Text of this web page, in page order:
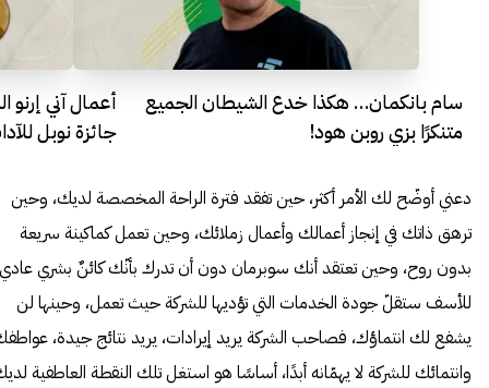
سام بانكمان… هكذا خدع الشيطان الجميع
متنكرًا بزي روبن هود!
أعمال آني إرنو
جائزة نوبل للآداب
دعني أوضّح لك الأمر أكثر، حين تفقد فترة الراحة المخصصة لديك، وحين
ترهق ذاتك في إنجاز أعمالك وأعمال زملائك، وحين تعمل كماكينة سريعة
بدون روح، وحين تعتقد أنك سوبرمان دون أن تدرك بأنّك كائنٌ بشري
للأسف ستقلّ جودة الخدمات التي تؤديها للشركة حيث تعمل، وحينها لن
يشفع لك انتماؤك، فصاحب الشركة يريد إيرادات، يريد نتائج جيدة،
وانتمائك للشركة لا يهمّانه أبدًا، أساسًا هو استغل تلك النقطة العاطفية